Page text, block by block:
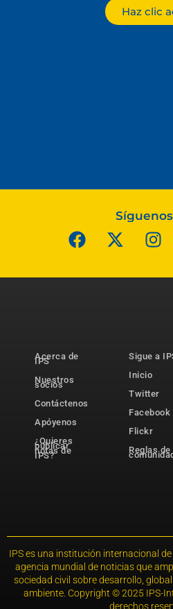
Haz clic
Acerca de
IPS
Nuestros
socios
Contáctenos
Apóyenos
¿Quieres
publicar
notas de
IPS?
Sigue a
Inicio
Twitter
Facebook
Flickr
Reglas de
comunidad
IPS es una institución internacional
agencia mundial de noticias que
sociedad civil sobre desarrollo,
ambiente. Copyright © 2025 IPS-
derechos